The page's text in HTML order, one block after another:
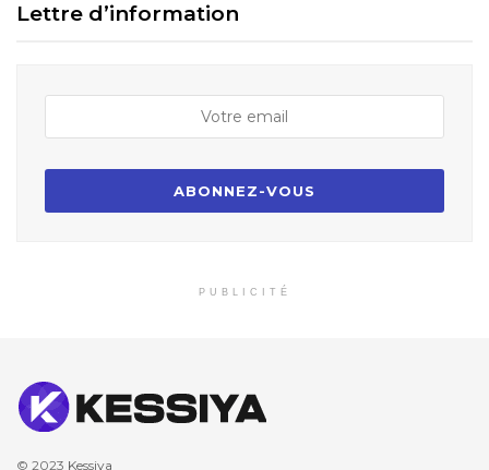
Lettre d’information
PUBLICITÉ
© 2023 Kessiya